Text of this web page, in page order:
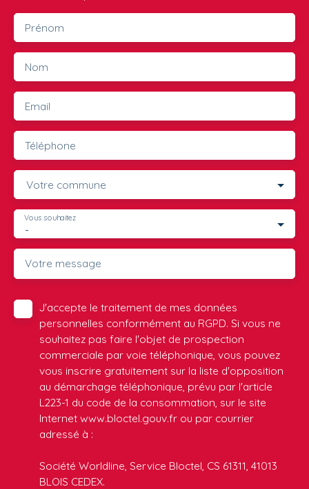
Prénom
Nom
Email
Téléphone
Votre commune
-
Vous souhaitez
Votre message
J'accepte le traitement de mes données
personnelles conformément au RGPD. Si vous ne
souhaitez pas faire l'objet de prospection
commerciale par voie téléphonique, vous pouvez
vous inscrire gratuitement sur la liste d'opposition
au démarchage téléphonique, prévu par l'article
L223-1 du code de la consommation, sur le site
Internet www.bloctel.gouv.fr ou par courrier
adressé à :
Société Worldline, Service Bloctel, CS 61311, 41013
BLOIS CEDEX.